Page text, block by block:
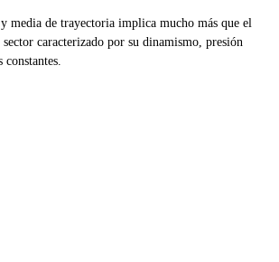
media de trayectoria implica mucho más que el
caracterizado por su dinamismo, presión